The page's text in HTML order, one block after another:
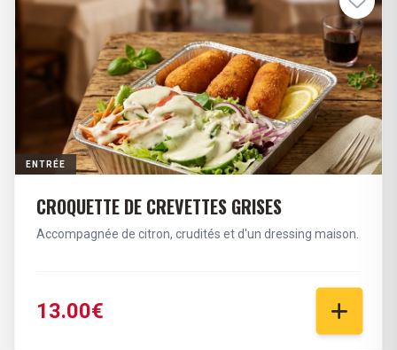
ENTRÉE
CROQUETTE DE CREVETTES GRISES
Accompagnée de citron, crudités et d'un dressing maison.
13.00€